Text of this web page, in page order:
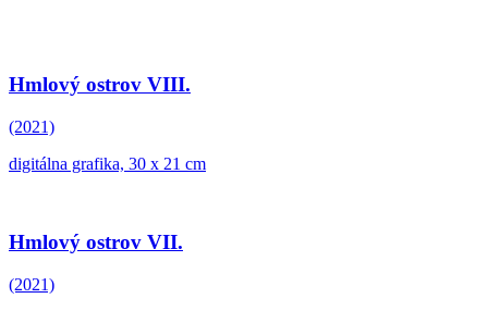
Hmlový ostrov VIII.
(2021)
digitálna grafika, 30 x 21 cm
Hmlový ostrov VII.
(2021)